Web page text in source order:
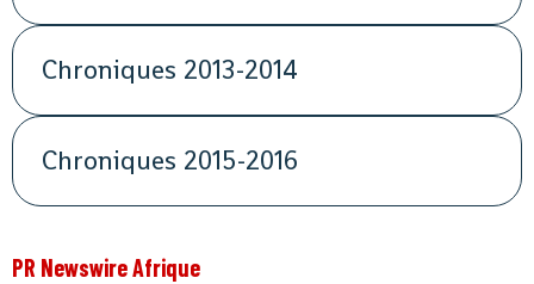
Chroniques 2013-2014
Chroniques 2015-2016
PR Newswire Afrique